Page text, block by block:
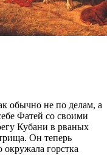
обычно не по делам, а
Фатей со своими
Кубани в рваных
Он теперь
горстка